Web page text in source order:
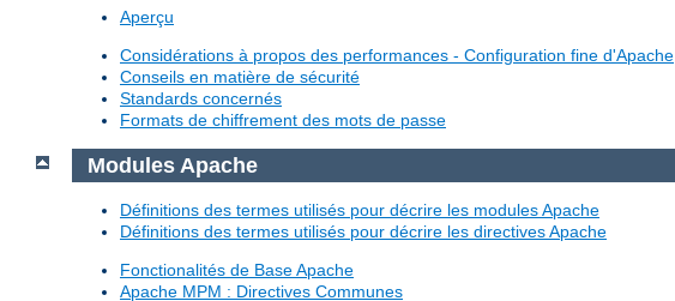
Aperçu
Considérations à propos des performances - Configuration fine d'Apache
Conseils en matière de sécurité
Standards concernés
Formats de chiffrement des mots de passe
Modules Apache
Définitions des termes utilisés pour décrire les modules Apache
Définitions des termes utilisés pour décrire les directives Apache
Fonctionalités de Base Apache
Apache MPM : Directives Communes